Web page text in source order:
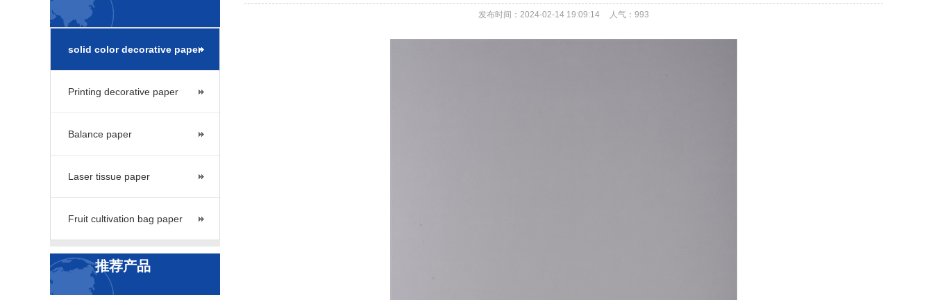
solid color decorative paper
Printing decorative paper
Balance paper
Laser tissue paper
Fruit cultivation bag paper
推荐产品
发布时间：2024-02-14 19:09:14 人气： 993